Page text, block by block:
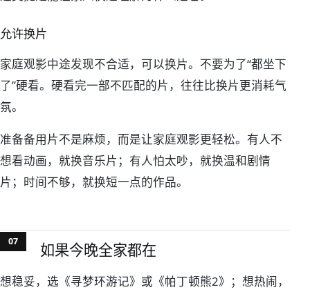
允许换片
家庭观影中途发现不合适，可以换片。不要为了“都坐下
了”硬看。硬看完一部不匹配的片，往往比换片更消耗气
氛。
准备备用片不是麻烦，而是让家庭观影更轻松。有人不
想看动画，就换音乐片；有人怕太吵，就换温和剧情
片；时间不够，就换短一点的作品。
如果今晚全家都在
想稳妥，选《寻梦环游记》或《帕丁顿熊2》；想热闹，